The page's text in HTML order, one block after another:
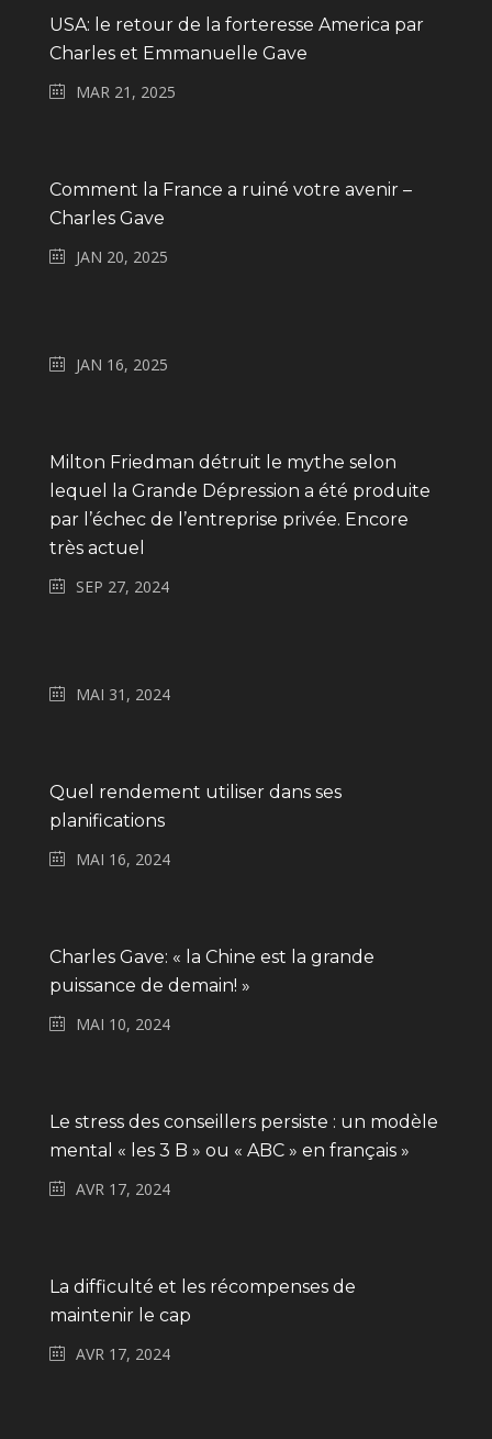
USA: le retour de la forteresse America par
Charles et Emmanuelle Gave
MAR 21, 2025
Comment la France a ruiné votre avenir –
Charles Gave
JAN 20, 2025
JAN 16, 2025
Milton Friedman détruit le mythe selon
lequel la Grande Dépression a été produite
par l’échec de l’entreprise privée. Encore
très actuel
SEP 27, 2024
MAI 31, 2024
Quel rendement utiliser dans ses
planifications
MAI 16, 2024
Charles Gave: « la Chine est la grande
puissance de demain! »
MAI 10, 2024
Le stress des conseillers persiste : un modèle
mental « les 3 B » ou « ABC » en français »
AVR 17, 2024
La difficulté et les récompenses de
maintenir le cap
AVR 17, 2024